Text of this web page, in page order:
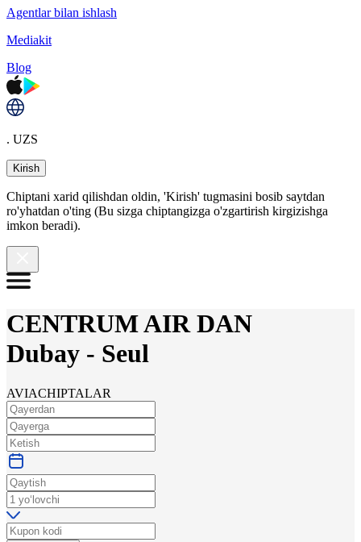
Agentlar bilan ishlash
Mediakit
Blog
. UZS
Kirish
Chiptani xarid qilishdan oldin, 'Kirish' tugmasini bosib saytdan
ro'yhatdan o'ting (Bu sizga chiptangizga o'zgartirish kirgizishga
imkon beradi).
CENTRUM AIR DAN
Dubay - Seul
AVIACHIPTALAR